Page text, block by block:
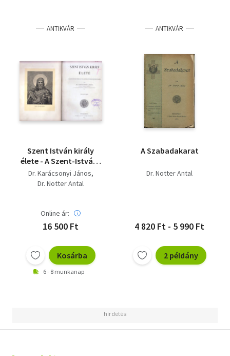
ANTIKVÁR
Szent István király
élete - A Szent-István-
Társulat története -
Immaculata - Saját
Dr. Karácsonyi János
Dr. Notter Antal
Online ár:
16 500 Ft
Kosárba
6 - 8 munkanap
ANTIKVÁR
A Szabadakarat
Dr. Notter Antal
4 820 Ft - 5 990 Ft
2 példány